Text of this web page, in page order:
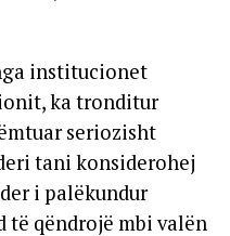
institucionet
ka tronditur
seriozisht
tani konsiderohej
i palëkundur
të qëndrojë mbi valën